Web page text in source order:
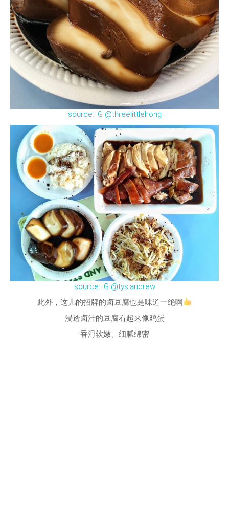
source: IG @threelittlehong
source: IG @tys.andrew
此外，这儿的招牌的卤豆腐也是味道一绝啊
浸透卤汁的豆腐看起来像鸡蛋
香滑软嫩、细腻绵密